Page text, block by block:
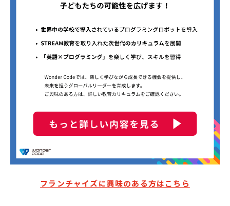
フランチャイズに興味のある方はこちら